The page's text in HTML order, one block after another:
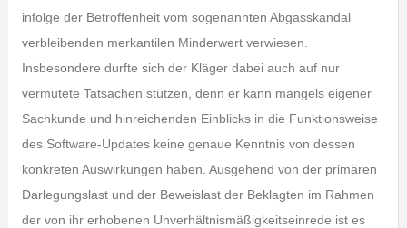
infolge der Betroffenheit vom sogenannten Abgasskandal
verbleibenden merkantilen Minderwert verwiesen.
Insbesondere durfte sich der Kläger dabei auch auf nur
vermutete Tatsachen stützen, denn er kann mangels eigener
Sachkunde und hinreichenden Einblicks in die Funktionsweise
des Software-Updates keine genaue Kenntnis von dessen
konkreten Auswirkungen haben. Ausgehend von der primären
Darlegungslast und der Beweislast der Beklagten im Rahmen
der von ihr erhobenen Unverhältnismäßigkeitseinrede ist es